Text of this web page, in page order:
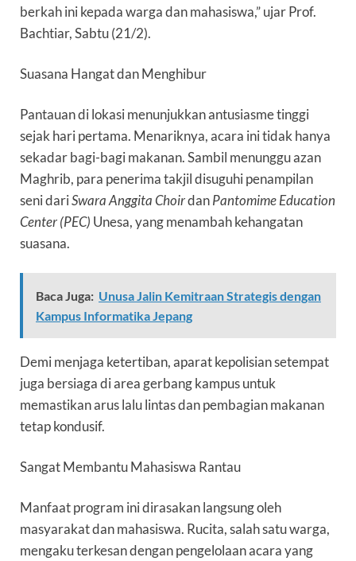
berkah ini kepada warga dan mahasiswa,” ujar Prof.
Bachtiar, Sabtu (21/2).
Suasana Hangat dan Menghibur
Pantauan di lokasi menunjukkan antusiasme tinggi
sejak hari pertama. Menariknya, acara ini tidak hanya
sekadar bagi-bagi makanan. Sambil menunggu azan
Maghrib, para penerima takjil disuguhi penampilan
seni dariSwara Anggita ChoirdanPantomime Education
Center (PEC) Unesa, yang menambah kehangatan
suasana.
Baca Juga: Unusa Jalin Kemitraan Strategis dengan
Kampus Informatika Jepang
Demi menjaga ketertiban, aparat kepolisian setempat
juga bersiaga di area gerbang kampus untuk
memastikan arus lalu lintas dan pembagian makanan
tetap kondusif.
Sangat Membantu Mahasiswa Rantau
Manfaat program ini dirasakan langsung oleh
masyarakat dan mahasiswa. Rucita, salah satu warga,
mengaku terkesan dengan pengelolaan acara yang